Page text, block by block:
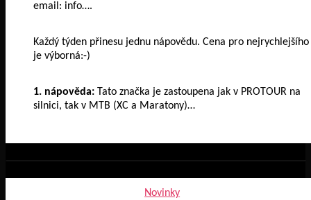
email: info….
Každý týden přinesu jednu nápovědu. Cena pro nejrychlejšího
je výborná:-)
1. nápověda: Tato značka je zastoupena jak v PROTOUR na
silnici, tak v MTB (XC a Maratony)…
Categories
Novinky